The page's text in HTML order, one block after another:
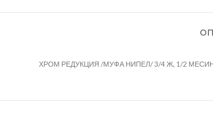
ХРОМ РЕДУКЦИЯ /МУФА НИПЕЛ/ 3/4 Ж, 1/2